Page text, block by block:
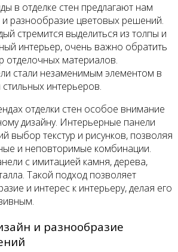
в отделке стен предлагают нам
и разнообразие цветовых решений.
стремится выделиться из толпы и
интерьер, очень важно обратить
отделочных материалов.
стали незаменимым элементом в
интерьеров.
отделки стен особое внимание
дизайну. Интерьерные панели
выбор текстур и рисунков, позволяя
и неповторимые комбинации.
с имитацией камня, дерева,
Такой подход позволяет
и интерес к интерьеру, делая его
и разнообразие